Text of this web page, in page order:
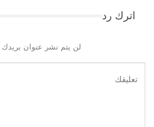
اترك رد
لن يتم نشر عنوان بريدك